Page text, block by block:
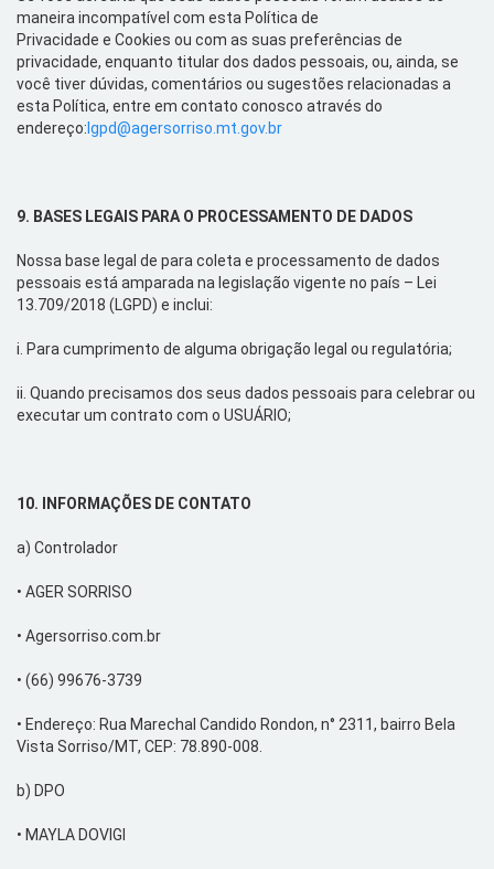
maneira incompatível com esta Política de
Privacidade e Cookies ou com as suas preferências de
privacidade, enquanto titulardos dados pessoais, ou, ainda, se
você tiver dúvidas, comentários ou sugestões relacionadas a
esta Política, entre em contato conosco através do
endereço: lgpd@agersorriso.mt.gov.br
9. BASES LEGAIS PARA O PROCESSAMENTO DE DADOS
Nossa base legal de para coleta e processamento de dados
pessoais está amparada na legislação vigente no país – Lei
13.709/2018 (LGPD) e inclui:
i. Para cumprimento de alguma obrigação legal ou regulatória;
ii. Quando precisamos dos seus dados pessoais para celebrar ou
executar um contrato com o USUÁRIO;
10. INFORMAÇÕES DE CONTATO
a) Controlador
• AGER SORRISO
• Agersorriso.com.br
• (66) 99676-3739
• Endereço: Rua Marechal Candido Rondon, n° 2311, bairro Bela
Vista Sorriso/MT, CEP: 78.890-008.
b) DPO
• MAYLA DOVIGI